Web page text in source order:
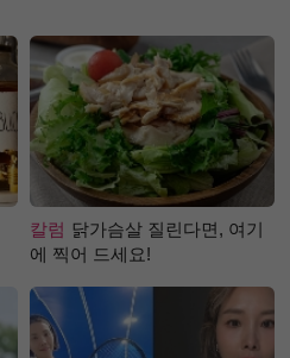
칼럼 닭가슴살 질린다면, 여기
에 찍어 드세요!